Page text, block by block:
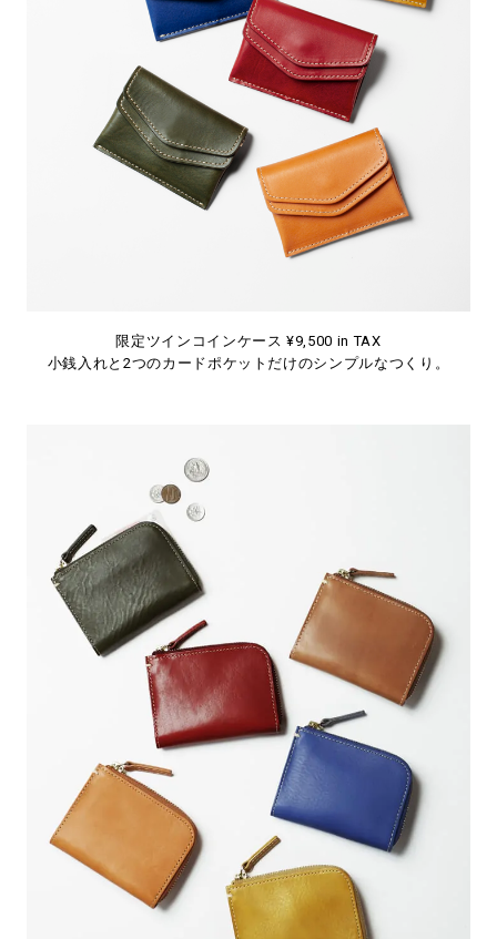
限定ツインコインケース ¥9,500 in TAX
小銭入れと2つのカードポケットだけのシンプルなつくり。